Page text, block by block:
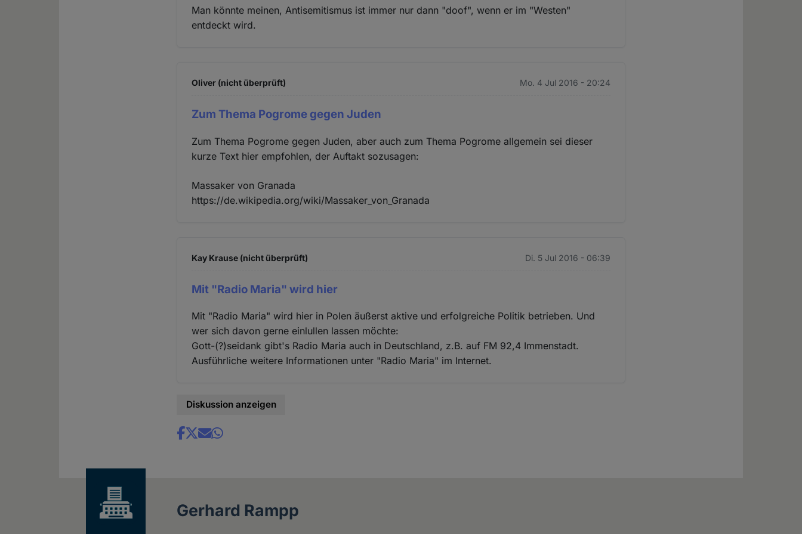
Man könnte meinen, Antisemitismus ist immer nur dann "doof", wenn er im "Westen"
entdeckt wird.
Oliver (nicht überprüft) Mo. 4 Jul 2016 - 20:24
Zum Thema Pogrome gegen Juden
Zum Thema Pogrome gegen Juden, aber auch zum Thema Pogrome allgemein sei dieser
kurze Text hier empfohlen, der Auftakt sozusagen:
Massaker von Granada
https://de.wikipedia.org/wiki/Massaker_von_Granada
Kay Krause (nicht überprüft) Di. 5 Jul 2016 - 06:39
Mit "Radio Maria" wird hier
Mit "Radio Maria" wird hier in Polen äußerst aktive und erfolgreiche Politik betrieben. Und
wer sich davon gerne einlullen lassen möchte:
Gott-(?)seidank gibt's Radio Maria auch in Deutschland, z.B. auf FM 92,4 Immenstadt.
Ausführliche weitere Informationen unter "Radio Maria" im Internet.
Diskussion anzeigen
Share
Gerhard Rampp